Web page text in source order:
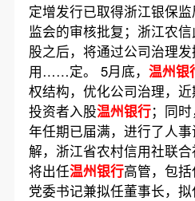
定增发行已取得浙江银保
监会的审核批复；浙江农
股之后，将通过公司治理发
用……定。 5月底， 温州银
权结构，优化公司治理，近
投资者入股温州银行；同时
年任期已届满，进行了人
解，浙江省农村信用社联
将出任温州银行高管，包
党委书记兼拟任董事长，